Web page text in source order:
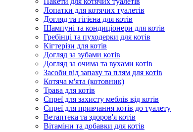
Лопатки для котячих туалетів
Догляд та гігієна для котів
Шампуні та кондиціонери для котів
Гребінці та пуходерки для котів
Кігтерізи для котів
Догляд за зубами котів
Догляд за очима та вухами котів
Засоби від запаху та плям для котів
Котяча м'ята (котовник)
Трава для котів
Спреї для захисту меблів від котів
Спреї для привчання котів до туалету
Ветаптека та здоров'я котів
Вітаміни та добавки для котів